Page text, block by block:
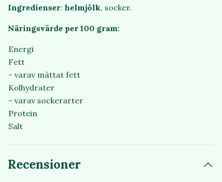
Ingredienser: helmjölk, socker.
Näringsvärde per 100 gram:
Energi
Fett
- varav mättat fett
Kolhydrater
- varav sockerarter
Protein
Salt
Recensioner